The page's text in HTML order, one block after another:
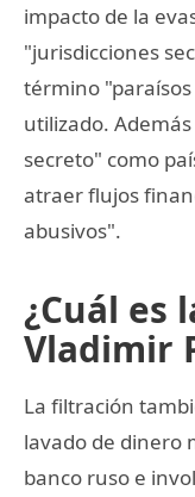
impacto de la
"jurisdicciones
término
utilizado.
secreto" como
atraer flujos
abusivos".
¿Cuál es
Vladimir
La filtración
lavado de dinero
banco ruso e